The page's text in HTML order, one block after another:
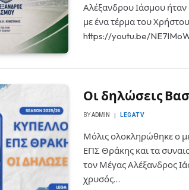
Αλέξανδρου Ιάσμου
με ένα τέρμα του
https://youtu.be/
Οι δηλώσεις
BYADMIN LEGATV
Μόλις ολοκληρώθηκε ο
ΕΠΣ Θράκης και τα
τον Μέγας Αλέξανδρος
χρυσός…